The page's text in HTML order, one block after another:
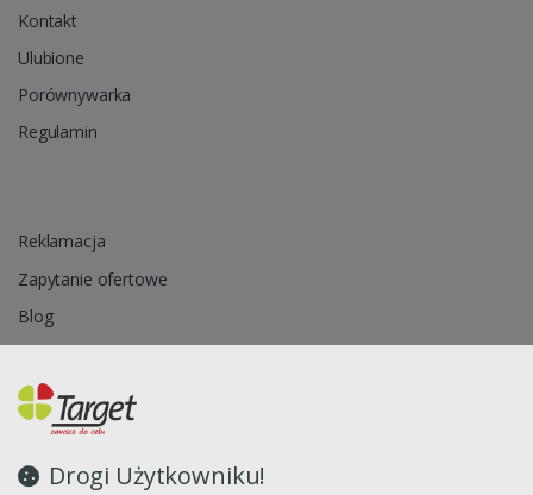
Drogi Użytkowniku!
Kontakt
Ulubione
Porównywarka
Regulamin
Reklamacja
Zapytanie ofertowe
Blog
Polityka prywatności